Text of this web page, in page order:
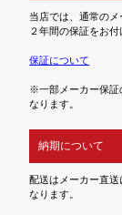
当店では、通常の
２年間の保証をお付
保証について
※一部メーカー保証
なります。
納期について
配送はメーカー直
なります。